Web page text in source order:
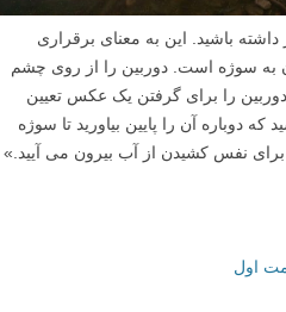
باشید. این به معنای برقراری
سوژه است. دوربین را از روی چشم
دوربین را برای گرفتن یک عکس تعیین
که دوباره آن را پایین بیاورید تا سوژه
نفس کشیدن از آب بیرون می آیید.»
اول